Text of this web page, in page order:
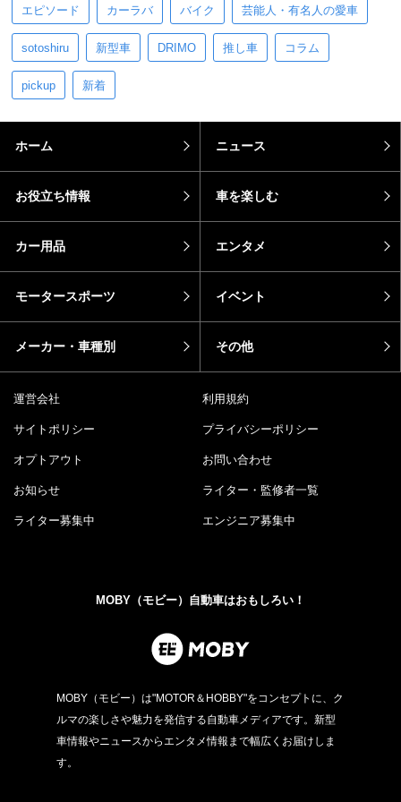
エピソード カーラバ バイク 芸能人・有名人の愛車
sotoshiru 新型車 DRIMO 推し車 コラム
pickup 新着
ホーム ニュース
お役立ち情報 車を楽しむ
カー用品 エンタメ
モータースポーツ イベント
メーカー・車種別 その他
運営会社 利用規約
サイトポリシー プライバシーポリシー
オプトアウト お問い合わせ
お知らせ ライター・監修者一覧
ライター募集中 エンジニア募集中
MOBY（モビー）自動車はおもしろい！
MOBY（モビー）は"MOTOR＆HOBBY"をコンセプトに、ク
ルマの楽しさや魅力を発信する自動車メディアです。新型
車情報やニュースからエンタメ情報まで幅広くお届けしま
す。